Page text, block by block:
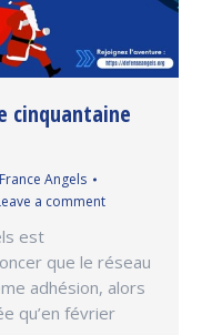
cinquantaine
Angels
a comment
est
que le réseau
adhésion, alors
qu’en février